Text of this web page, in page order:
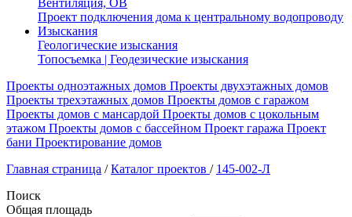
Вентиляция, ОВ
Проект подключения дома к центральному водопроводу
Изыскания
Геологические изыскания
Топосъемка | Геодезические изыскания
Проекты одноэтажных домов Проекты двухэтажных домов
Проекты трехэтажных домов Проекты домов с гаражом
Проекты домов с мансардой Проекты домов с цокольным
этажом Проекты домов с бассейном Проект гаража Проект
бани Проектирование домов
Главная страница / Каталог проектов / 145-002-Л
Поиск
Общая площадь